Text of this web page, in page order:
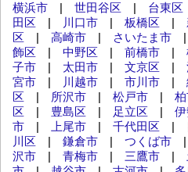
横浜市 | 世田谷区 | 台東区
田区 | 川口市 | 板橋区 |
区 | 高崎市 | さいたま市
飾区 | 中野区 | 前橋市 |
子市 | 太田市 | 文京区 |
宮市 | 川越市 | 市川市 |
区 | 所沢市 | 松戸市 |
区 | 豊島区 | 足立区 |
市 | 上尾市 | 千代田区 |
川区 | 鎌倉市 | つくば市
沢市 | 青梅市 | 三鷹市 |